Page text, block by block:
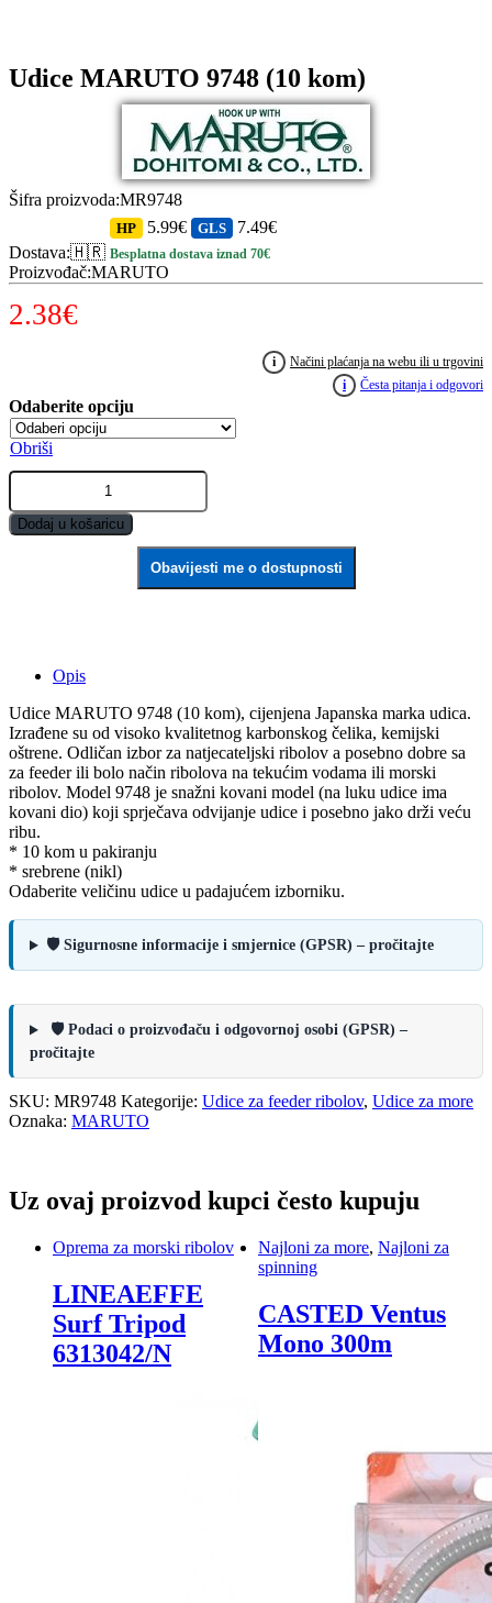
Udice MARUTO 9748 (10 kom)
Šifra proizvoda:MR9748
Dostava:🇭🇷
HP 5.99€ GLS 7.49€
Besplatna dostava iznad 70€
Proizvođač:MARUTO
2.38€
i
Načini plaćanja na webu ili u trgovini
i
Česta pitanja i odgovori
Obriši
Udice
9748
(10
Dodaj u košaricu
Obavijesti me o dostupnosti
Opis
Udice MARUTO 9748 (10 kom), cijenjena Japanska marka udica.
Izrađene su od visoko kvalitetnog karbonskog čelika, kemijski
oštrene. Odličan izbor za natjecateljski ribolov a posebno dobre sa
za feeder ili bolo način ribolova na tekućim vodama ili morski
ribolov. Model 9748 je snažni kovani model (na luku udice ima
kovani dio) koji sprječava odvijanje udice i posebno jako drži veću
ribu.
* 10 kom u pakiranju
* srebrene (nikl)
Odaberite veličinu udice u padajućem izborniku.
🛡️ Sigurnosne informacije i smjernice (GPSR) – pročitajte
🛡️ Podaci o proizvođaču i odgovornoj osobi (GPSR) –
pročitajte
SKU: MR9748 Kategorije: Udice za feeder ribolov, Udice za more
Oznaka: MARUTO
Uz ovaj proizvod kupci često kupuju
Oprema za morski ribolov
LINEAEFFE
Surf Tripod
6313042/N
Najloni za more, Najloni za
spinning
CASTED Ventus
Mono 300m